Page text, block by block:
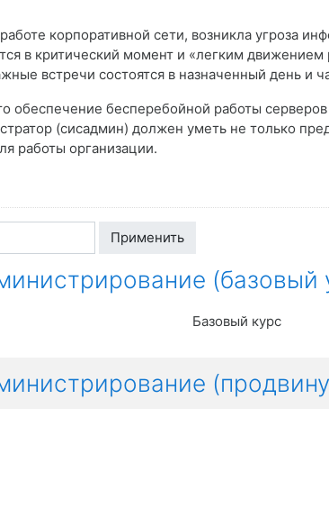
корпоративной сети, возникла угроза
в критический момент и «легким
встречи состоятся в назначенный день и
бесперебойной работы серверов
(сисадмин) должен уметь не только
работы организации.
Применить
(базовый
Базовый курс